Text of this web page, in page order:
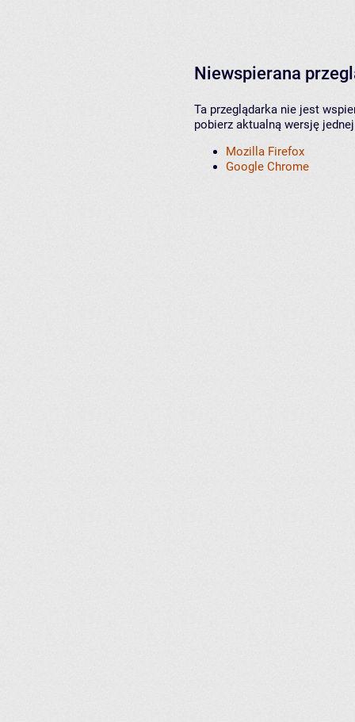
Niewspierana
Ta przeglądarka nie jest
pobierz aktualną wersję
Mozilla Firefox
Google Chrome